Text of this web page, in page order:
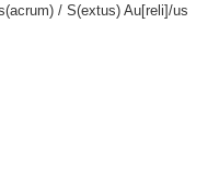
/ S(extus) Au[reli]/us